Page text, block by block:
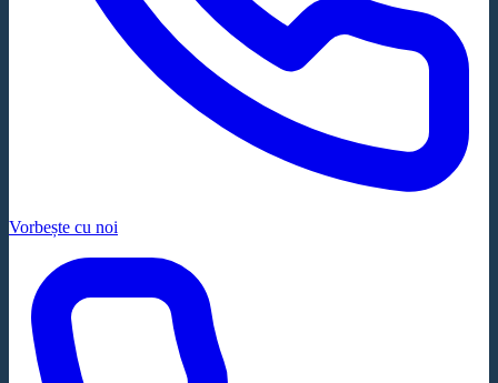
Vorbește cu noi